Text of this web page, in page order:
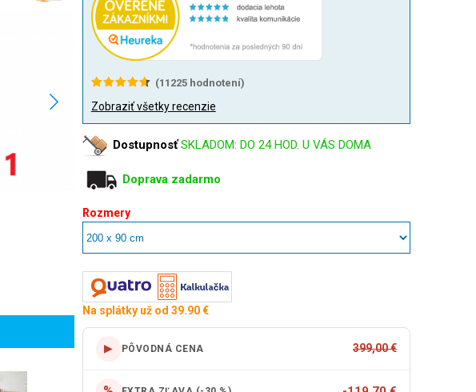
(11225hodnotení)
Zobraziť všetky recenzie
DostupnosťSKLADOM: DO 24 HOD. U VÁS DOMA
Doprava zadarmo
Rozmery
Na splátky už od 39.90 €
▶ PÔVODNÁ CENA 399,00 €